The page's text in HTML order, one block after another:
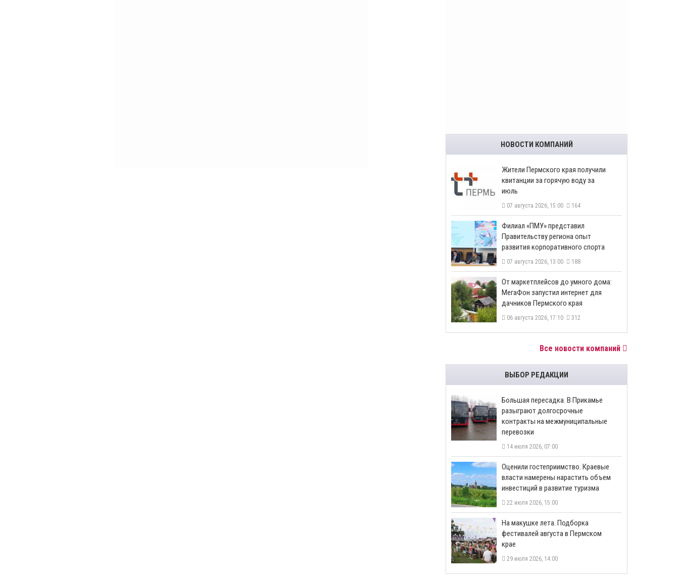
НОВОСТИ КОМПАНИЙ
​Жители Пермского края получили
квитанции за горячую воду за
июль
07 августа 2026, 15:00 164
​Филиал «ПМУ» представил
Правительству региона опыт
развития корпоративного спорта
07 августа 2026, 13:00 188
От маркетплейсов до умного дома:
МегаФон запустил интернет для
дачников Пермского края
06 августа 2026, 17:10 312
Все новости компаний
ВЫБОР РЕДАКЦИИ
Большая пересадка. В Прикамье
разыграют долгосрочные
контракты на межмуниципальные
перевозки
14 июля 2026, 07:00
Оценили гостеприимство. Краевые
власти намерены нарастить объем
инвестиций в развитие туризма
22 июля 2026, 15:00
На макушке лета. Подборка
фестивалей августа в Пермском
крае
29 июля 2026, 14:00